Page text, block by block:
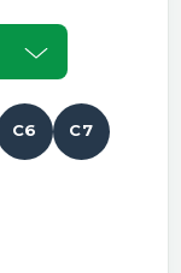
C6 C7